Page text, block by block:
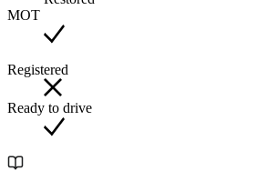
MOT
Registered
Ready to drive